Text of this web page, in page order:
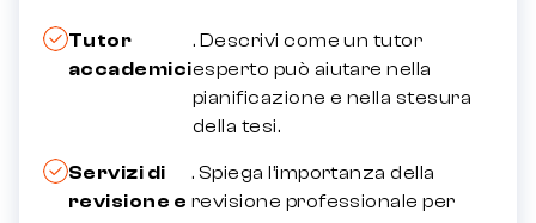
Tutor
accademici
. Descrivi come un tutor
esperto può aiutare nella
pianificazione e nella stesura
della tesi.
Servizi di
revisione e
. Spiega l’importanza della
revisione professionale per